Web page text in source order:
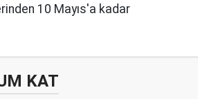
10 Mayıs'a kadar
KAT